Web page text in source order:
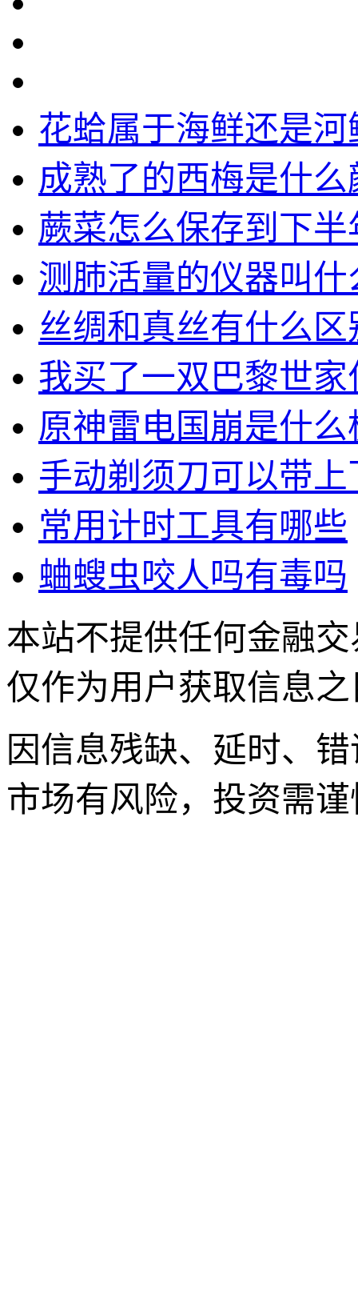
花蛤属于海鲜还是河
成熟了的西梅是什么
蕨菜怎么保存到下半
测肺活量的仪器叫什
丝绸和真丝有什么区
我买了一双巴黎世家
原神雷电国崩是什么
手动剃须刀可以带上
常用计时工具有哪些
蛐螋虫咬人吗有毒吗
本站不提供任何金融
仅作为用户获取信息
因信息残缺、延时、
市场有风险，投资需